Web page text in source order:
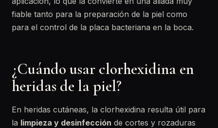
fiable tanto para la preparación de la piel como
para el control de la placa bacteriana en la boca.
¿Cuándo usar clorhexidina en
heridas de la piel?
En heridas cutáneas, la clorhexidina resulta útil para
la limpieza y desinfección de cortes y rozaduras